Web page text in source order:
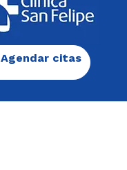
Agendar citas